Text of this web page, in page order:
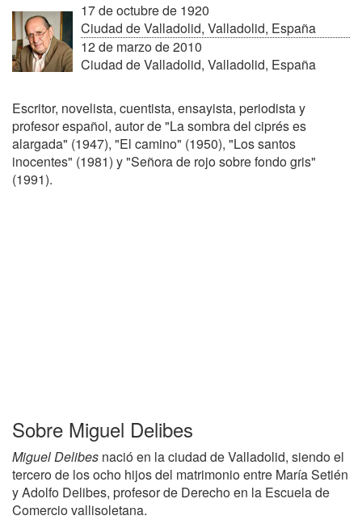
17 de octubre de 1920
Ciudad de Valladolid, Valladolid, España
12 de marzo de 2010
Ciudad de Valladolid, Valladolid, España
Escritor, novelista, cuentista, ensayista, periodista y
profesor español, autor de "La sombra del ciprés es
alargada" (1947), "El camino" (1950), "Los santos
inocentes" (1981) y "Señora de rojo sobre fondo gris"
(1991).
Sobre Miguel Delibes
Miguel Delibes nació en la ciudad de Valladolid, siendo el
tercero de los ocho hijos del matrimonio entre María Setién
y Adolfo Delibes, profesor de Derecho en la Escuela de
Comercio vallisoletana.